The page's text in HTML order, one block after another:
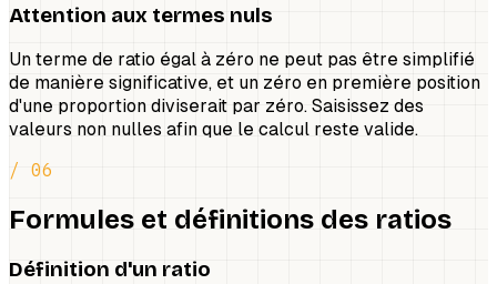
Attention aux termes nuls
Un terme de ratio égal à zéro ne peut pas être simplifié
de manière significative, et un zéro en première position
d'une proportion diviserait par zéro. Saisissez des
valeurs non nulles afin que le calcul reste valide.
/ 06
Formules et définitions des ratios
Définition d'un ratio